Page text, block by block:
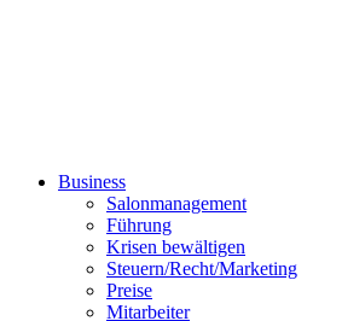
Business
Salonmanagement
Führung
Krisen bewältigen
Steuern/Recht/Marketing
Preise
Mitarbeiter